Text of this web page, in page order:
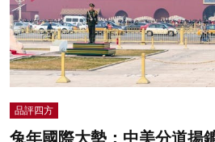
品評四方
兔年國際大勢：中美分道揚